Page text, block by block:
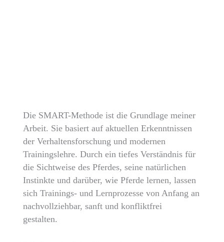
Die SMART-Methode ist die Grundlage meiner
Arbeit. Sie basiert auf aktuellen Erkenntnissen
der Verhaltensforschung und modernen
Trainingslehre. Durch ein tiefes Verständnis für
die Sichtweise des Pferdes, seine natürlichen
Instinkte und darüber, wie Pferde lernen, lassen
sich Trainings- und Lernprozesse von Anfang an
nachvollziehbar, sanft und konfliktfrei
gestalten.